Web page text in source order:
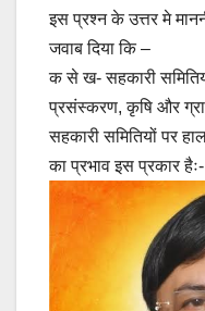
इस प्रश्न के उत्तर मे
जवाब दिया कि –
क से ख- सहकारी
प्रसंस्करण, कृषि और
सहकारी समितियों पर
का प्रभाव इस प्रकार हैः-